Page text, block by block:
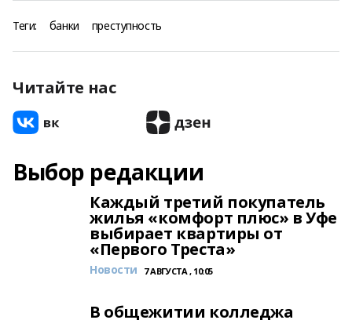
Теги: банки преступность
Читайте нас
Выбор редакции
Каждый третий покупатель
жилья «комфорт плюс» в Уфе
выбирает квартиры от
«Первого Треста»
Новости 7 АВГУСТА , 10:05
В общежитии колледжа